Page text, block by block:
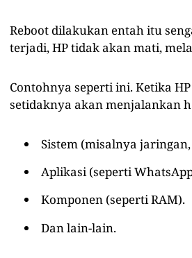
Reboot dilakukan entah itu
terjadi, HP tidak akan mati,
Contohnya seperti ini. Ketika
setidaknya akan menjalankan
Sistem (misalnya
Aplikasi (seperti
Komponen (seperti RAM).
Dan lain-lain.